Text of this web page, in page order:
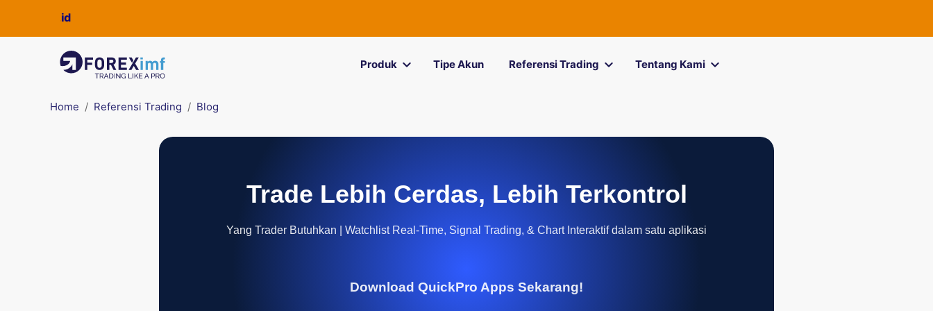
Produk Tipe Akun Referensi Trading Tentang Kami
Home Referensi Trading Blog
Trade Lebih Cerdas, Lebih Terkontrol
Yang Trader Butuhkan | Watchlist Real-Time, Signal Trading, & Chart Interaktif dalam satu aplikasi
Download QuickPro Apps Sekarang!